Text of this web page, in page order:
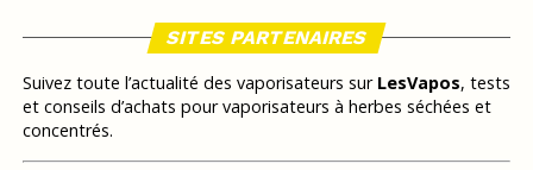
SITES PARTENAIRES
Suivez toute l’actualité des vaporisateurs sur LesVapos, tests
et conseils d’achats pour vaporisateurs à herbes séchées et
concentrés.